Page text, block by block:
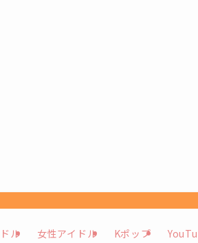
ル 女性アイドル Kポップ